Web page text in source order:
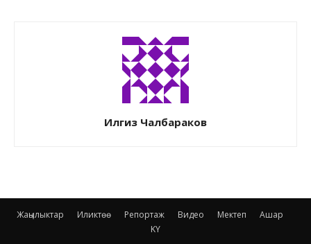
Илгиз Чалбараков
Жаңылыктар Иликтөө Репортаж Видео Мектеп
Ашар
KY